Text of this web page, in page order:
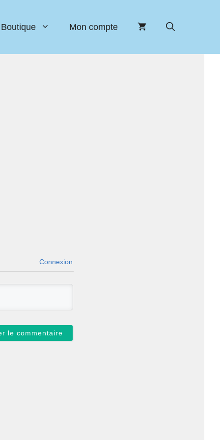
Boutique Mon compte
Connexion